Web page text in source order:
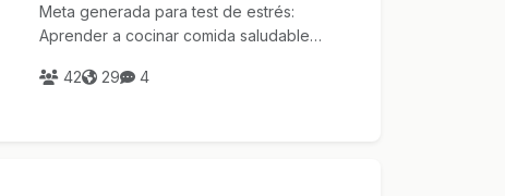
Meta generada para test de estrés:
Aprender a cocinar comida saludable
42
29 4